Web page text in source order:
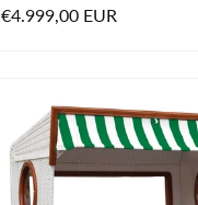
Normaler
€4.999,00 EUR